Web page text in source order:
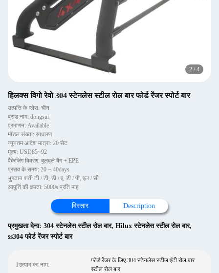
2 / 4
हिलक्स विगो रेवो 304 स्टेनलेस स्टील रोल बार फोर्ड रेंजर स्पोर्ट बार
उत्पत्ति के प्लेस: चीन
ब्रांड नाम: dongsui
प्रमाणन: Available
मॉडल संख्या: साधारण
न्यूनतम आदेश मात्रा: 20 सेट
मूल्य: USD85~92
पैकेजिंग विवरण: बुलबुले बैग + EPE
प्रसव के समय: 20 ~ 40days
भुगतान शर्तें: टी / टी, डी / ए, डी / पी, एल / सी
आपूर्ति की क्षमता: 5000s प्रति माह
विस्तार Description
प्रमुखता देना: 304 स्टेनलेस स्टील रोल बार, Hilux स्टेनलेस स्टील रोल बार,
ss304 फोर्ड रेंजर स्पोर्ट बार
1उत्पाद का नाम:
फोर्ड रेंजर के लिए 304 स्टेनलेस स्टील एंटी रोल बार
स्टील रोल बार